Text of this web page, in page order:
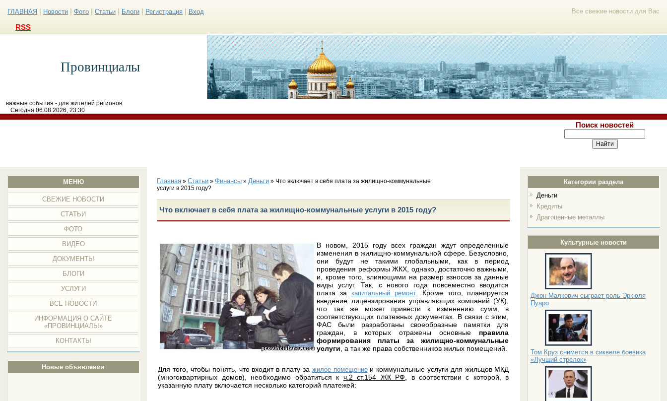
Все свежие новости для Вас
ГЛАВНАЯ Новости Фото Статьи Блоги Регистрация Вход
RSS
Провинциалы
важные события - для жителей регионов
Сегодня 06.08.2026, 23:30
Поиск новостей
МЕНЮ
СВЕЖИЕ НОВОСТИ
СТАТЬИ
ФОТО
ВИДЕО
ДОКУМЕНТЫ
БЛОГИ
УСЛУГИ
ВСЕ НОВОСТИ
ИНФОРМАЦИЯ О САЙТЕ
«ПРОВИНЦИАЛЫ»
КОНТАКТЫ
Новые объявления
Категории раздела
Деньги
Кредиты
Драгоценные металлы
Культурные новости
Джон Малкович сыграет роль Эркюля
Пуаро
Том Круз снимется в сиквеле боевика
«Лучший стрелок»
Главная »Статьи »Финансы »Деньги » Что включает в себя плата за жилищно-коммунальные
услуги в 2015 году?
Что включает в себя плата за жилищно-коммунальные услуги в 2015 году?
В новом, 2015 году всех граждан ждут определенные
изменения в жилищно-коммунальной сфере. Безусловно,
они будут не такими глобальными, как в период
проведения реформы ЖКХ, однако, достаточно важными,
и, кроме того, влияющими на размер взносов за данные
виды услуг. Так, с нового года повсеместно вводится
плата за капитальный ремонт. Кроме того, планируется
введение лицензирования управляющих компаний (УК),
что так же может привести к изменению сумм, в
соответствующих платежных документах. В связи с этим,
ФАС были разработаны своеобразные памятки для
граждан, в которых отражены основные правила
формирования платы за жилищно-коммунальные
услуги , а так же права собственников жилых помещений.
Для того, чтобы понять, что входит в плату за жилое помещениеи коммунальные услуги для жильцов МКД
(многоквартирных домов), необходимо обратиться к ч.2 ст.154 ЖК РФ , в соответствии с которой, в
указанную плату включается несколько категорий платежей: